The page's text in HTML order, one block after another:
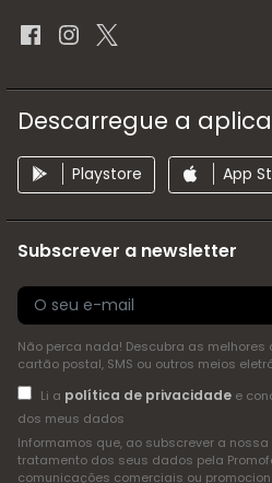
Descarregue a
Playstore App
Subscrever a newsletter
Não perca nada! Descubra as
cartão postal, SMS ou outros meios
Li a política de privacidadee
dos meus dados
Informamos que, ao subscrever a
tratamento dos seus dados pela
comunicações comerciais ou